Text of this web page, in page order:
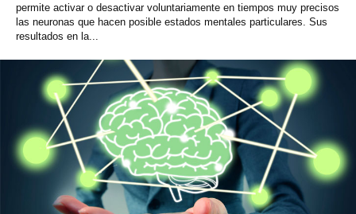
Agenda
English Català
BUSCAR
permite activar o desactivar voluntariamente en tiempos muy precisos
las neuronas que hacen posible estados mentales particulares. Sus
resultados en la...